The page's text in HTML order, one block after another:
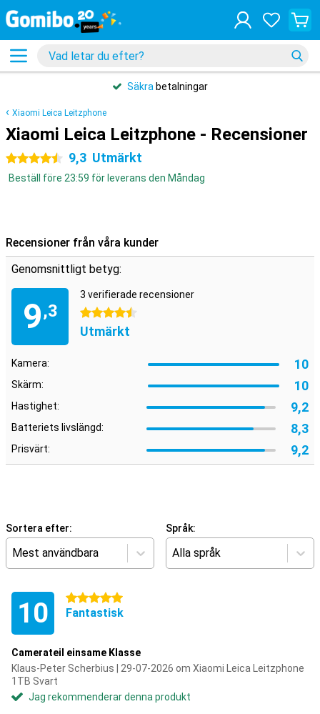
Säkra betalningar
Xiaomi Leica Leitzphone
Xiaomi Leica Leitzphone - Recensioner
4.5 stjärnor 9,3 Utmärkt
Beställ före 23:59 för leverans den Måndag
Recensioner från våra kunder
Genomsnittligt betyg:
9,3
3 verifierade recensioner
4.5 stjärnor
Utmärkt
Kamera: 10
Skärm: 10
Hastighet: 9,2
Batteriets livslängd: 8,3
Prisvärt: 9,2
Sortera efter:
Mest användbara
Språk:
Alla språk
10 5 stjärnor
Fantastisk
Camerateil einsame Klasse
Klaus-Peter Scherbius | 29-07-2026 om Xiaomi Leica Leitzphone
1TB Svart
Jag rekommenderar denna produkt